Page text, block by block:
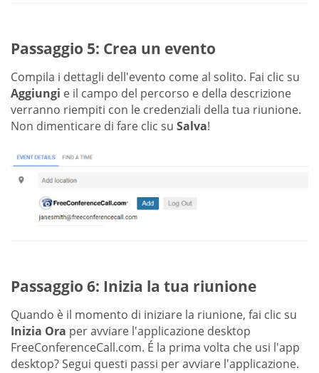
Passaggio 5: Crea un evento
Compila i dettagli dell'evento come al solito. Fai clic su
Aggiungi e il campo del percorso e della descrizione
verranno riempiti con le credenziali della tua riunione.
Non dimenticare di fare clic su Salva!
Passaggio 6: Inizia la tua riunione
Quando è il momento di iniziare la riunione, fai clic su
Inizia Ora per avviare l'applicazione desktop
FreeConferenceCall.com. É la prima volta che usi l'app
desktop? Segui questi passi per avviare l'applicazione.